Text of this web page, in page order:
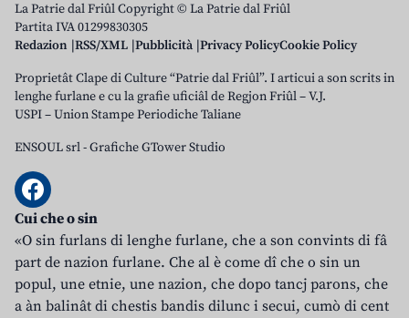
La Patrie dal Friûl Copyright © La Patrie dal Friûl
Partita IVA 01299830305
Redazion RSS/XML Pubblicità Privacy PolicyCookie Policy
Proprietât Clape di Culture “Patrie dal Friûl”. I articui a son scrits in
lenghe furlane e cu la grafie uficiâl de Regjon Friûl – V.J.
USPI – Union Stampe Periodiche Taliane
ENSOUL srl-Grafiche GTower Studio
Cui che o sin
«O sin furlans di lenghe furlane, che a son convints di fâ
part de nazion furlane. Che al è come dî che o sin un
popul, une etnie, une nazion, che dopo tancj parons, che
a àn balinât di chestis bandis dilunc i secui, cumò di cent